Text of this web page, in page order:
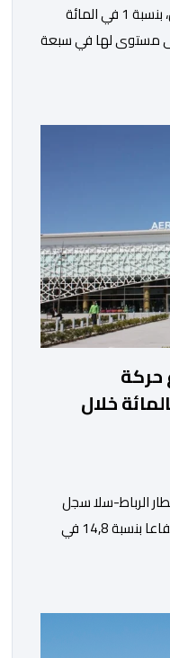
ارتفعت أسعار الذهب، اليوم الخميس، بنسبة 1 في المائة
مستوى لها في سبعة
المائة إلى 4285,69 دولارا للأوقية، مسجلا أعلى
حركة
بأزيد من 14 بالمائة خلال
الرباط-سلا سجل
خلال الفصل الأول من سنة 2026 ارتفاعا بنسبة 14,8 في
الجارية، مقابل